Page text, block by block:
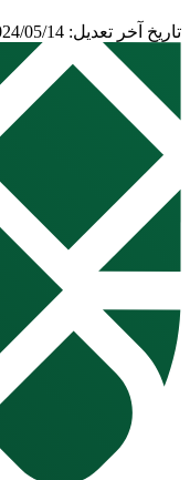
تاريخ آخر تعديل: 2024/05/14 - 9:18 م بتوقيت السعودية